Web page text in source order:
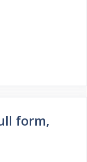
form,